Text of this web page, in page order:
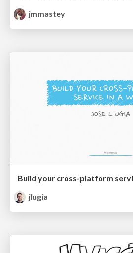
jmmastey
jlugia